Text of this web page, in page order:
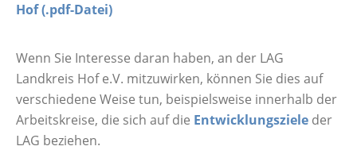
Hof (.pdf-Datei)
Wenn Sie Interesse daran haben, an der LAG
Landkreis Hof e.V. mitzuwirken, können Sie dies auf
verschiedene Weise tun, beispielsweise innerhalb der
Arbeitskreise, die sich auf die Entwicklungsziele der
LAG beziehen.